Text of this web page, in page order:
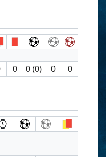
0 0 (0) 0 0